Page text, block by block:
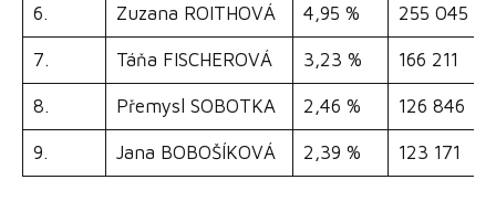
6. Zuzana ROITHOVÁ 4,95 % 255 045
7. Táňa FISCHEROVÁ 3,23 % 166 211
8. Přemysl SOBOTKA 2,46 % 126 846
9. Jana BOBOŠÍKOVÁ 2,39 % 123 171